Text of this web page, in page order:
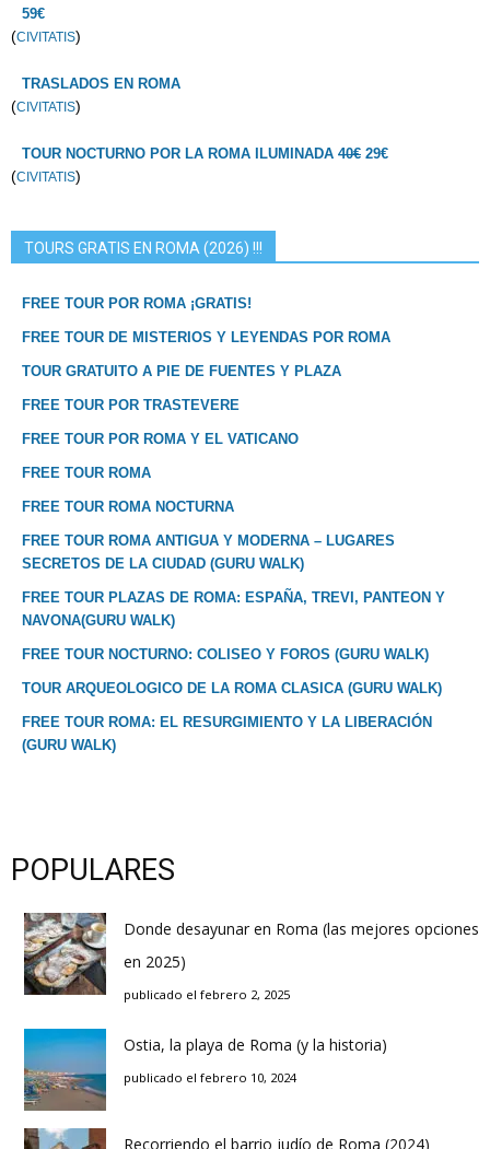
59€
(CIVITATIS)
TRASLADOS EN ROMA
(CIVITATIS)
TOUR NOCTURNO POR LA ROMA ILUMINADA 40€ 29€
(CIVITATIS)
TOURS GRATIS EN ROMA (2026) !!!
FREE TOUR POR ROMA ¡GRATIS!
FREE TOUR DE MISTERIOS Y LEYENDAS POR ROMA
TOUR GRATUITO A PIE DE FUENTES Y PLAZA
FREE TOUR POR TRASTEVERE
FREE TOUR POR ROMA Y EL VATICANO
FREE TOUR ROMA
FREE TOUR ROMA NOCTURNA
FREE TOUR ROMA ANTIGUA Y MODERNA – LUGARES
SECRETOS DE LA CIUDAD (GURU WALK)
FREE TOUR PLAZAS DE ROMA: ESPAÑA, TREVI, PANTEON Y
NAVONA(GURU WALK)
FREE TOUR NOCTURNO: COLISEO Y FOROS (GURU WALK)
TOUR ARQUEOLOGICO DE LA ROMA CLASICA (GURU WALK)
FREE TOUR ROMA: EL RESURGIMIENTO Y LA LIBERACIÓN
(GURU WALK)
POPULARES
Donde desayunar en Roma (las mejores opciones
en 2025)
publicado el febrero 2, 2025
Ostia, la playa de Roma (y la historia)
publicado el febrero 10, 2024
Recorriendo el barrio judío de Roma (2024)